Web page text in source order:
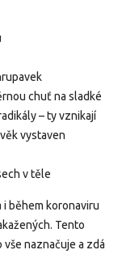
chuť na sladké
– ty vznikají
vystaven
v těle
i během koronaviru
Tento
naznačuje a zdá